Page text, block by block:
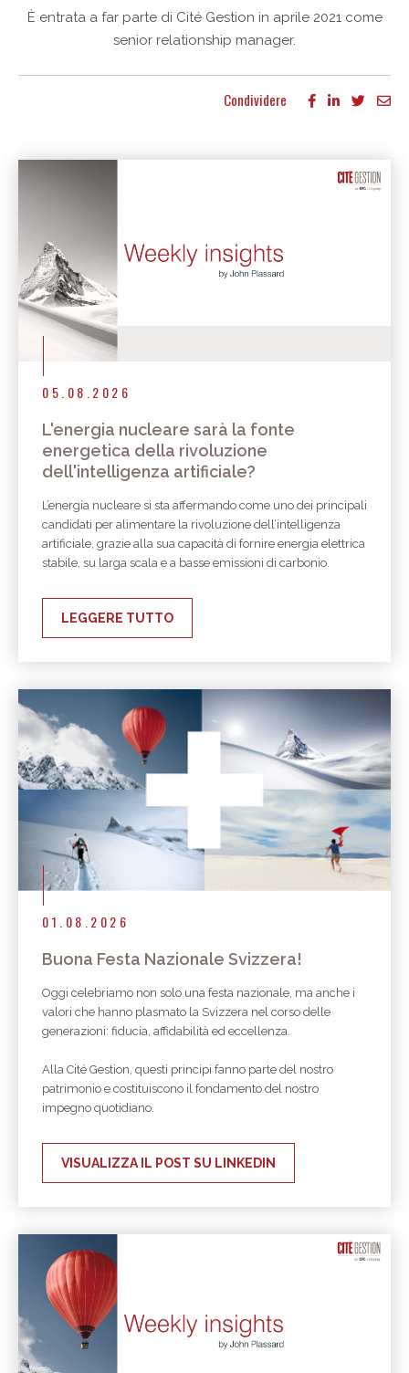
È entrata a far parte di Cité Gestion in aprile 2021 come
senior relationship manager.
Condividere
05.08.2026
L'energia nucleare sarà la fonte
energetica della rivoluzione
dell'intelligenza artificiale?
L’energia nucleare si sta affermando come uno dei principali
candidati per alimentare la rivoluzione dell’intelligenza
artificiale, grazie alla sua capacità di fornire energia elettrica
stabile, su larga scala e a basse emissioni di carbonio.
LEGGERE TUTTO
01.08.2026
Buona Festa Nazionale Svizzera!
Oggi celebriamo non solo una festa nazionale, ma anche i
valori che hanno plasmato la Svizzera nel corso delle
generazioni: fiducia, affidabilità ed eccellenza.
Alla Cité Gestion, questi principi fanno parte del nostro
patrimonio e costituiscono il fondamento del nostro
impegno quotidiano.
VISUALIZZA IL POST SU LINKEDIN